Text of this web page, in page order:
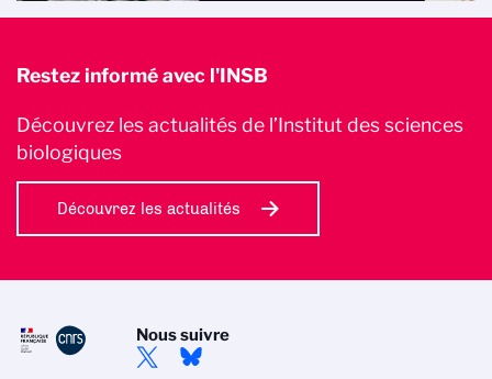
Restez informé avec l'INSB
Découvrez les actualités de l’Institut des sciences
biologiques
Découvrez les actualités
Nous suivre